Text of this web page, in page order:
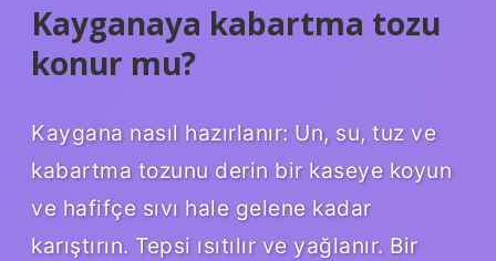
Kayganaya kabartma tozu
konur mu?
Kaygana nasıl hazırlanır: Un, su, tuz ve
kabartma tozunu derin bir kaseye koyun
ve hafifçe sıvı hale gelene kadar
karıştırın. Tepsi ısıtılır ve yağlanır. Bir